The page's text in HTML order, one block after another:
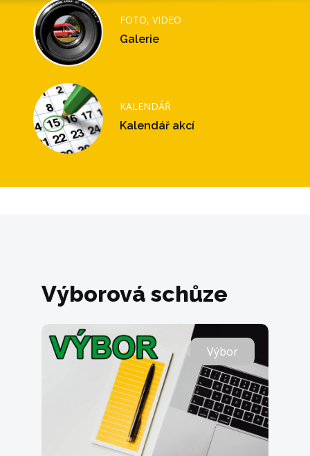
FOTO, VIDEO
Galerie
KALENDÁŘ
Kalendář akcí
Výborová schůze
Výbor